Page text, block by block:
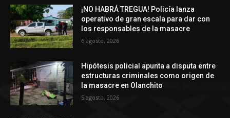
¡NO HABRÁ TREGUA! Policía lanza
operativo de gran escala para dar con
los responsables de la masacre
6 agosto, 2026
Hipótesis policial apunta a disputa entre
estructuras criminales como origen de
la masacre en Olanchito
5 agosto, 2026